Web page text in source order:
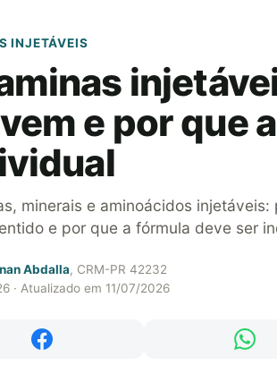
INJETÁVEIS
e por que
minerais e aminoácidos
e por que a fórmula deve ser
Abdalla, CRM-PR 42232
· Atualizado em 11/07/2026
Compartilhar no Facebook